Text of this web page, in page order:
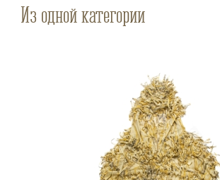
Из одной категории